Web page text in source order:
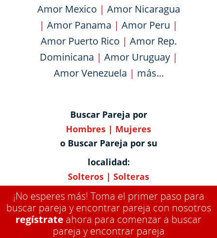
Amor Mexico | Amor Nicaragua
| Amor Panama | Amor Peru |
Amor Puerto Rico | Amor Rep.
Dominicana | Amor Uruguay|
Amor Venezuela | más...
Buscar Pareja por
Hombres | Mujeres
o Buscar Pareja por su
localidad:
Solteros | Solteras
¡No esperes más! Toma el primer paso para
buscar pareja y encontrar pareja con nosotros
regístrate ahora para comenzar a buscar
pareja y encontrar pareja